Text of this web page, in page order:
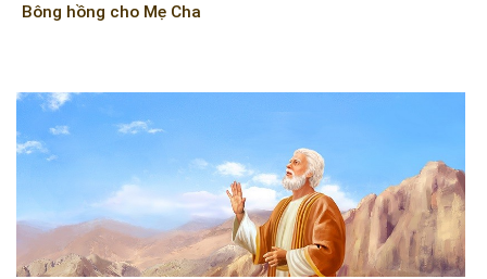
Bông hồng cho Mẹ Cha